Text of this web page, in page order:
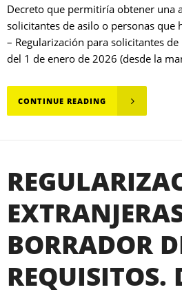
Decreto que permitiría obtener una
solicitantes de asilo o personas que
– Regularización para solicitantes
del 1 de enero de 2026 (desde la
CONTINUE READING
BORRADOR